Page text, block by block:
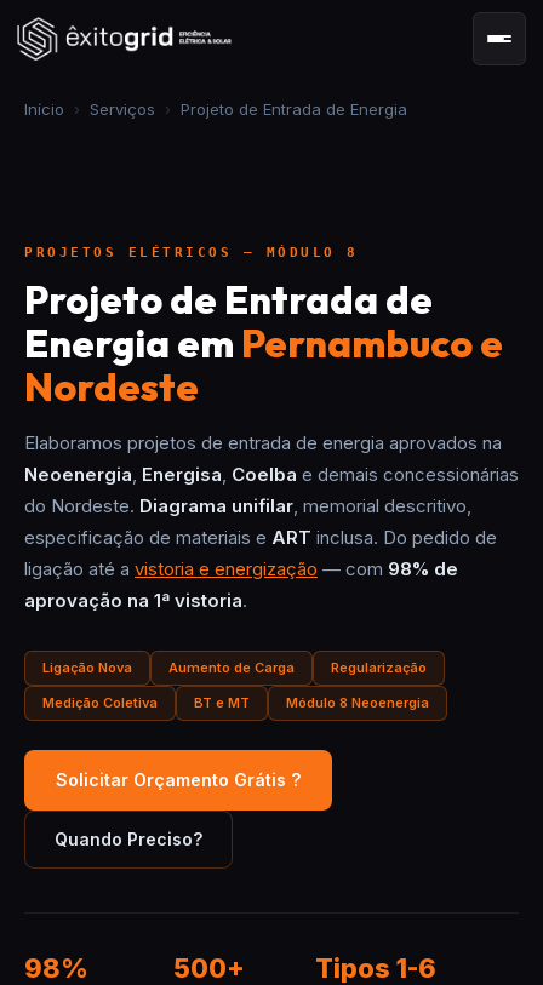
Início › Serviços › Projeto de Entrada de Energia
PROJETOS ELÉTRICOS — MÓDULO 8
Projeto de Entrada de
Energia em Pernambuco e
Nordeste
Elaboramos projetos de entrada de energia aprovados na
Neoenergia, Energisa, Coelba e demais concessionárias
do Nordeste. Diagrama unifilar, memorial descritivo,
especificação de materiais e ART inclusa. Do pedido de
ligação até a vistoria e energização — com 98% de
aprovação na 1ª vistoria.
Ligação Nova Aumento de Carga Regularização
Medição Coletiva BT e MT Módulo 8 Neoenergia
Solicitar Orçamento Grátis ?
Quando Preciso?
98% 500+ Tipos 1-6